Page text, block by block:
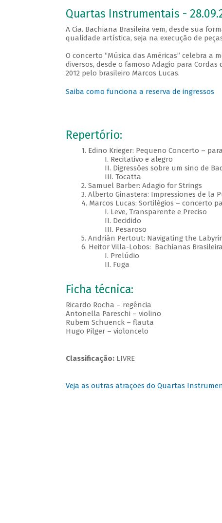
Quartas Instrumentais -
A Cia. Bachiana Brasileira vem, desde sua
qualidade artística, seja na execução de
O concerto “Música das Américas” celebra
diversos, desde o famoso Adagio para
2012 pelo brasileiro Marcos Lucas.
Saiba como funciona a reserva de ingressos
Repertório:
1. Edino Krieger: Pequeno Concerto –
I. Recitativo e alegro
II. Digressões sobre um sino de
III. Tocatta
2. Samuel Barber: Adagio for Strings
3. Alberto Ginastera: Impressiones de la
4. Marcos Lucas: Sortilégios – concerto
I. Leve, Transparente e Preciso
II. Decidido
III. Pesaroso
5. Andrián Pertout: Navigating the
6. Heitor Villa-Lobos: Bachianas
I. Prelúdio
II. Fuga
Ficha técnica:
Ricardo Rocha – regência
Antonella Pareschi – violino
Rubem Schuenck – flauta
Hugo Pilger – violoncelo
Classificação:LIVRE
Veja as outras atrações do Quartas